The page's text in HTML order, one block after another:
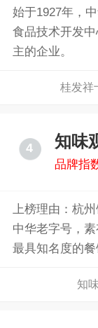
始于1927年，
食品技术开发
主的企业。
桂发祥
4 知味
品牌指
上榜理由：杭
中华老字号，
最具知名度的
知